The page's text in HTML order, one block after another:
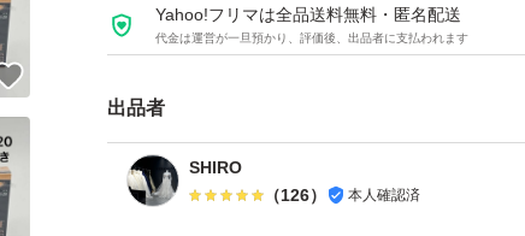
Yahoo!フリマは全品送料無料・匿名配送
代金は運営が一旦預かり、評価後、出品者に支払われます
出品者
SHIRO
（126） 本人確認済